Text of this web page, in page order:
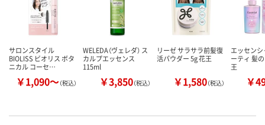
サロンスタイル
BIOLISS ビオリス ボタ
ニカル コーセ…
￥1,090～（税込）
WELEDA（ヴェレダ） ス
カルプエッセンス
115ml
￥3,850（税込）
リーゼ サラサラ前髪復
活パウダー 5g 花王
￥1,580（税込）
エッセン
ーティ 髪
王
￥